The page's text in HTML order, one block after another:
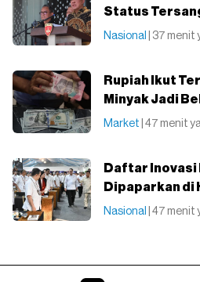
Status
Nasional | 37 menit
Rupiah Ikut
Minyak Jadi
Market | 47 menit
Daftar Inovasi
Dipaparkan di
Nasional | 47 menit